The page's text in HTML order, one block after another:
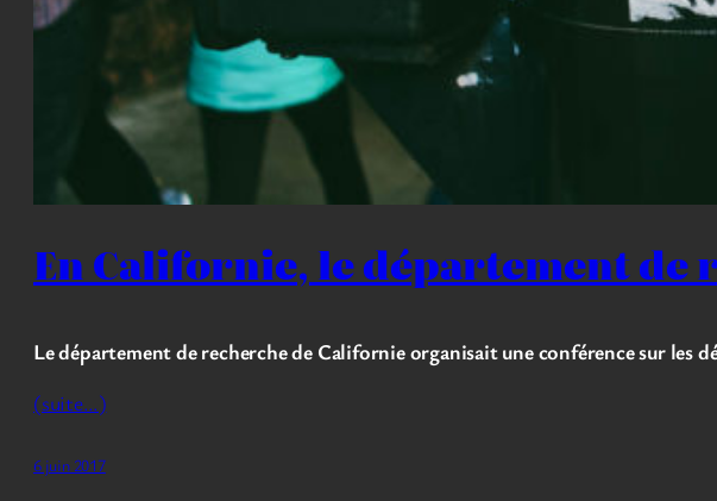
En Californie, le département de
Le département de recherche de Californie organisait une conférence sur les
(suite…)
6 juin 2017